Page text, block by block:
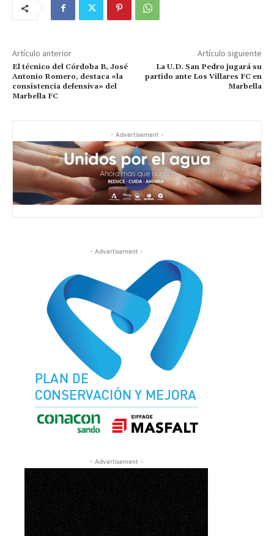
Artículo anterior
El técnico del Córdoba B, José
Antonio Romero, destaca «la
consistencia defensiva» del
Marbella FC
Artículo siguiente
La U.D. San Pedro jugará su
partido ante Los Villares FC en
Marbella
- Advertisement -
- Advertisement -
- Advertisement -